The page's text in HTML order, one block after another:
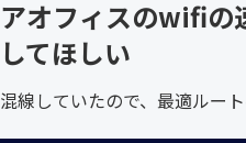
オフィスのwifiの
てほしい
線していたので、最適ルー